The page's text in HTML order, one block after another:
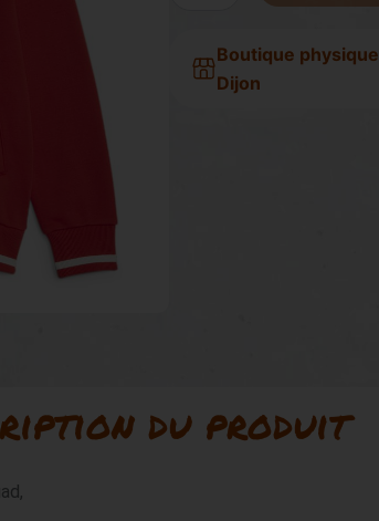
SquadBoutique
Dijon
du produit